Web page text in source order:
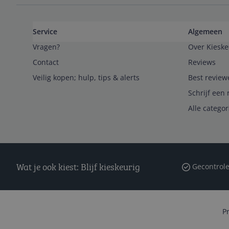
Service
Vragen?
Contact
Veilig kopen; hulp, tips & alerts
Algemeen
Over
Reviews
Best
Schrijf een
Alle
Wat je ook kiest: Blijf kieskeurig